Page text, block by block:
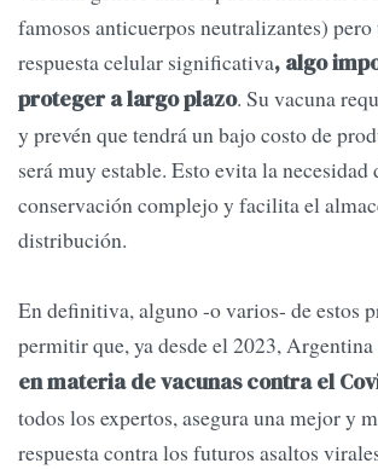
famosos anticuerpos neutralizantes)
respuesta celular significativa, algo
proteger a largo plazo. Su vacuna
y prevén que tendrá un bajo costo de
será muy estable. Esto evita la necesidad
conservación complejo y facilita el
distribución.
En definitiva, alguno -o varios- de estos
permitir que, ya desde el 2023, Argentina
en materia de vacunas contra el
todos los expertos, asegura una mejor y
respuesta contra los futuros asaltos